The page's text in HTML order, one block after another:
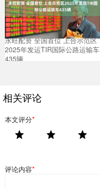
永旺配资 全国首位 上合示范区
2025年发运TIR国际公路运输车
435辆
相关评论
本文评分*
评论内容*